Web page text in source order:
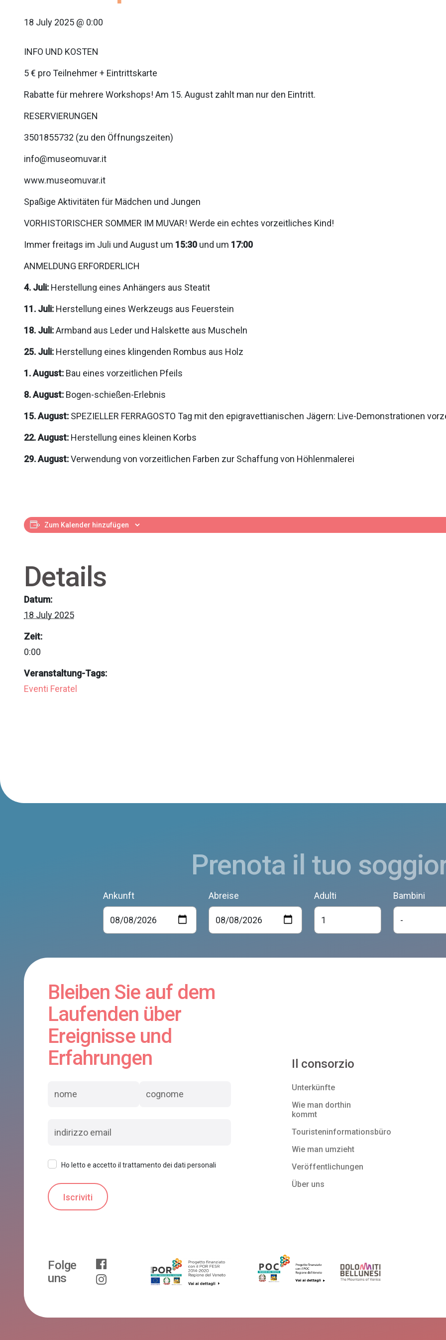
18 July 2025 @ 0:00
INFO UND KOSTEN
5 € pro Teilnehmer + Eintrittskarte
Rabatte für mehrere Workshops! Am 15. August zahlt man nur den Eintritt.
RESERVIERUNGEN
3501855732 (zu den Öffnungszeiten)
info@museomuvar.it
www.museomuvar.it
Spaßige Aktivitäten für Mädchen und Jungen
VORHISTORISCHER SOMMER IM MUVAR! Werde ein echtes vorzeitliches Kind!
Immer freitags im Juli und August um 15:30 und um 17:00
ANMELDUNG ERFORDERLICH
4. Juli: Herstellung eines Anhängers aus Steatit
11. Juli: Herstellung eines Werkzeugs aus Feuerstein
18. Juli:Armband aus Leder und Halskette aus Muscheln
25. Juli: Herstellung eines klingenden Rombus aus Holz
1. August: Bau eines vorzeitlichen Pfeils
8. August: Bogen-schießen-Erlebnis
15. August: SPEZIELLER FERRAGOSTO Tag mit den epigravettianischen Jägern: Live-Demonstrationen
22. August: Herstellung eines kleinen Korbs
29. August:Verwendung von vorzeitlichen Farben zur Schaffung von Höhlenmalerei
Zum Kalender hinzufügen
Details
Datum:
18 July 2025
Zeit:
0:00
Veranstaltung-Tags:
Eventi Feratel
Prenota il tuo
Ankunft Abreise Adulti Bambini
Bleiben Sie auf dem
Laufenden über
Ereignisse und
Erfahrungen
Ho letto e accetto il trattamento dei dati personali
Il consorzio
Unterkünfte
Wie man dorthin
kommt
Touristeninformationsbüro
Wie man umzieht
Veröffentlichungen
Über uns
Folge
uns